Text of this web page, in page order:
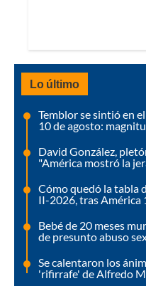
Lo último
Temblor se sintió en
10 de agosto:
David González,
"América mostró la
Cómo quedó la tabla
II-2026, tras América
Bebé de 20 meses
de presunto abuso
Se calentaron los
'rifirrafe' de Alfredo